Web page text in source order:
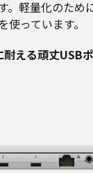
。軽量化のため
っています。
える頑丈USB